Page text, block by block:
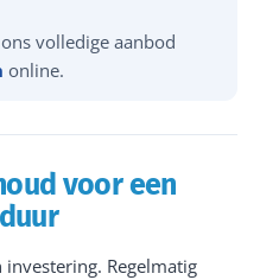
volledige aanbod
online.
voor een
investering. Regelmatig